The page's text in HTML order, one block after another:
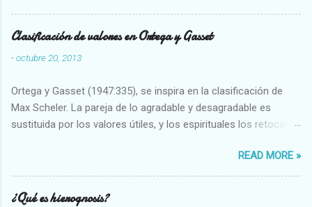
Clasificación de valores en Ortega y Gasset
-octubre 20, 2013
Ortega y Gasset (1947:335), se inspira en la clasificación de
Max Scheler. La pareja de lo agradable y desagradable es
sustituida por los valores útiles, y los espirituales los retoca.
Abundante-Escaso,etc 2 VITALES Sano-Enfermo Selecto-
Vulgar Enérgico-Inerte Fuerte-Débil,etc. 3 ESPIRITUALES a)
Intelectuales Conocimiento-Error Exacto-Aproximado
READ MORE »
¿Qué es hierognosis?